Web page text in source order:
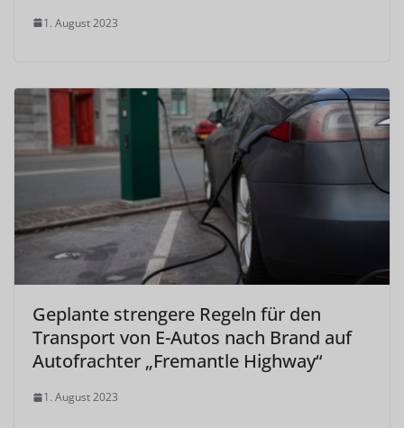
1. August 2023
Geplante strengere Regeln für den
Transport von E-Autos nach Brand auf
Autofrachter „Fremantle Highway“
1. August 2023